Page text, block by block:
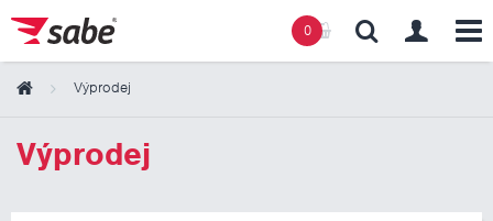
0
Výprodej
Výprodej
Obsah košíku